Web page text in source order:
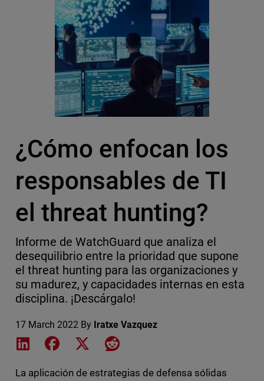
¿Cómo enfocan los
responsables de TI
el threat hunting?
Informe de WatchGuard que analiza el
desequilibrio entre la prioridad que supone
el threat hunting para las organizaciones y
su madurez, y capacidades internas en esta
disciplina. ¡Descárgalo!
17 March 2022 By Iratxe Vazquez
Share on LinkedIn
Share on Facebook
Share on XShare on Reddit
La aplicación de estrategias de defensa sólidas